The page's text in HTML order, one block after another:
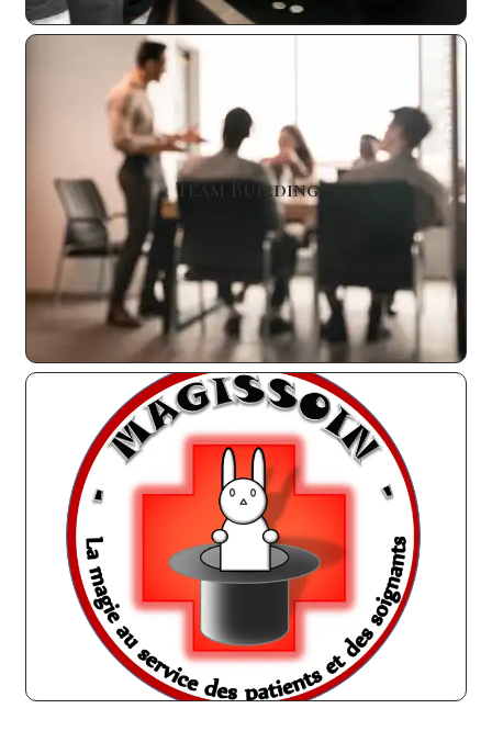
Team Building
Team Building
Créer de la cohésion d’équipe ou acquérir des
compétence avec une approche originale
En Savoir Plus
Magicothérapie
La magicothéréapie, c’est l’idée d’utiliser l’apprentissage de la
magie comme média de rééducation
En Savoir Plus